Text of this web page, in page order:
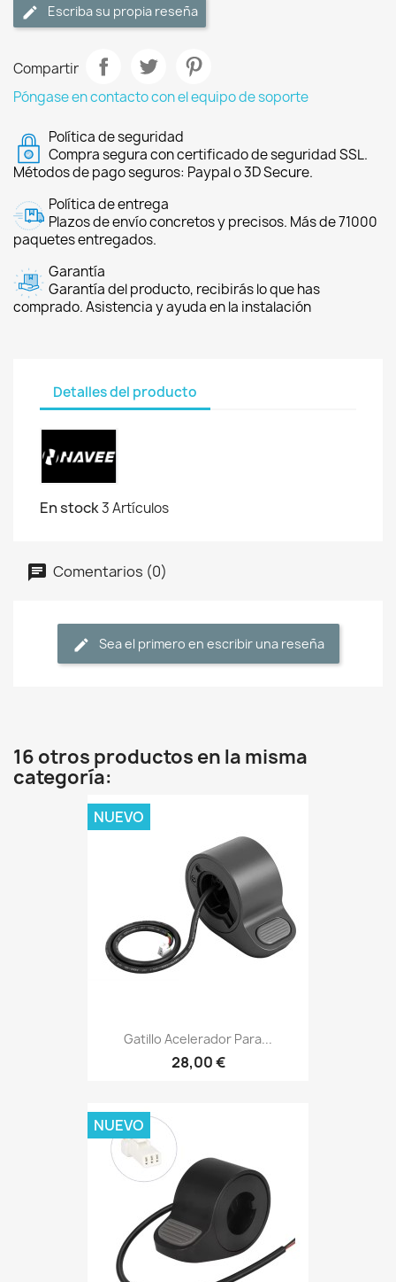
Escriba su propia reseña
Compartir
Póngase en contacto con el equipo de soporte
Política de seguridad
Compra segura con certificado de seguridad SSL.
Métodos de pago seguros: Paypal o 3D Secure.
Política de entrega
Plazos de envío concretos y precisos. Más de 71000
paquetes entregados.
Garantía
Garantía del producto, recibirás lo que has
comprado. Asistencia y ayuda en la instalación
Detalles del producto
En stock3 Artículos
Comentarios (0)
Sea el primero en escribir una reseña
16 otros productos en la misma
categoría:
Gatillo Acelerador Para...
28,00 €
NUEVO
NUEVO